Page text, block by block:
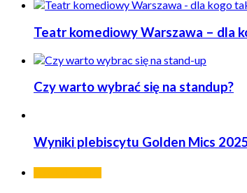
Teatr komediowy Warszawa – dla
Czy warto wybrać się na standup?
Wyniki plebiscytu Golden Mics